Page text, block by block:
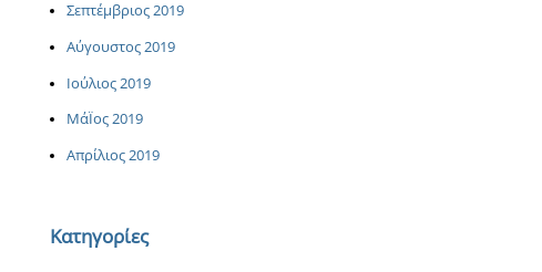
Σεπτέμβριος 2019
Αύγουστος 2019
Ιούλιος 2019
ΜάΪος 2019
Απρίλιος 2019
Κατηγορίες